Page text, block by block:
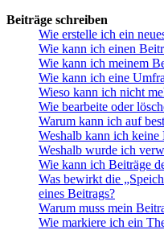
Beiträge schreiben
Wie erstelle ich ein
Wie kann ich einen
Wie kann ich meinem
Wie kann ich eine
Wieso kann ich nicht
Wie bearbeite oder
Warum kann ich auf
Weshalb kann ich keine
Weshalb wurde ich
Wie kann ich Beiträge
Was bewirkt die
eines Beitrags?
Warum muss mein
Wie markiere ich ein